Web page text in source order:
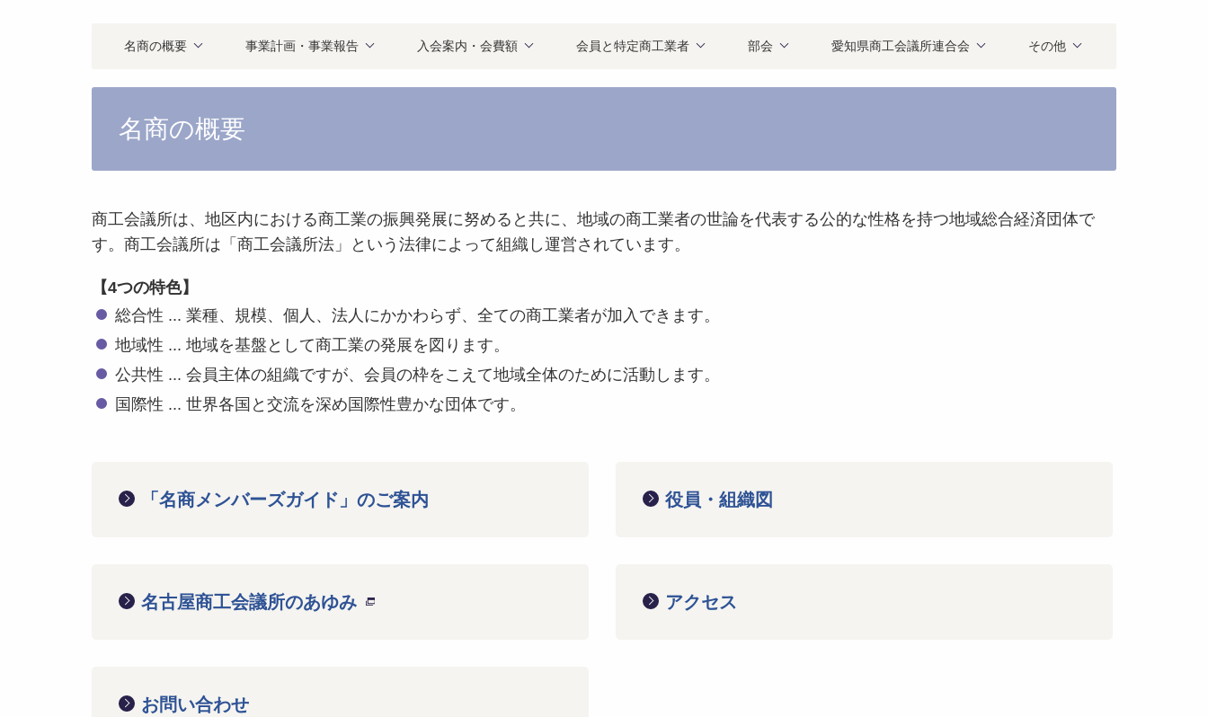
名商の概要 事業計画・事業報告 入会案内・会費額 会員と特定商工業者 部会 愛知県商工会議所連合会 その他
名商の概要
商工会議所は、地区内における商工業の振興発展に努めると共に、地域の商工業者の世論を代表する公的な性格を持つ地域総合経済団体で
す。商工会議所は「商工会議所法」という法律によって組織し運営されています。
【4つの特色】
総合性 ... 業種、規模、個人、法人にかかわらず、全ての商工業者が加入できます。
地域性 ... 地域を基盤として商工業の発展を図ります。
公共性 ... 会員主体の組織ですが、会員の枠をこえて地域全体のために活動します。
国際性 ... 世界各国と交流を深め国際性豊かな団体です。
「名商メンバーズガイド」のご案内 役員・組織図
名古屋商工会議所のあゆみ アクセス
お問い合わせ